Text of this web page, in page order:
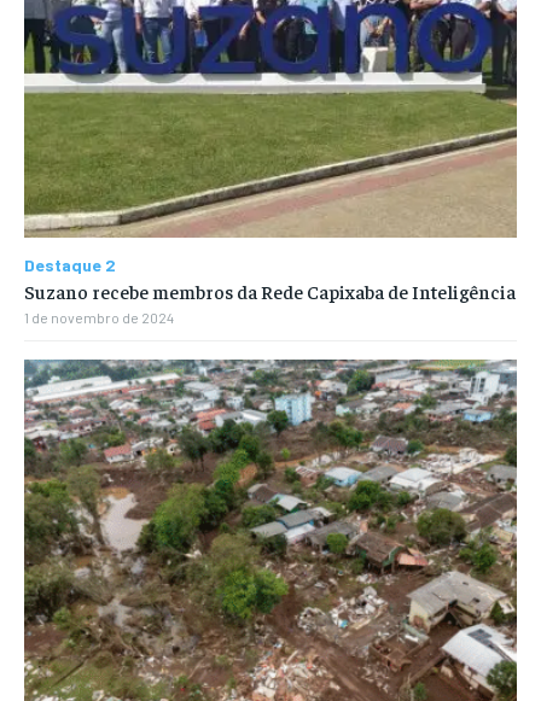
Destaque 2
Suzano recebe membros da Rede Capixaba de Inteligência
1 de novembro de 2024